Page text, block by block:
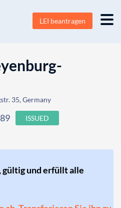
LEI beantragen
35, Germany
ISSUED
und erfüllt alle